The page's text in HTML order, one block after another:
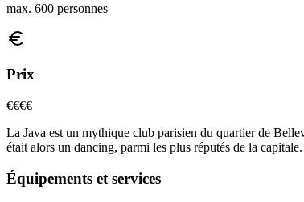
max. 600 personnes
Prix
€€€€
La Java est un mythique club parisien du quartier de
était alors un dancing, parmi les plus réputés de la
Équipements et services